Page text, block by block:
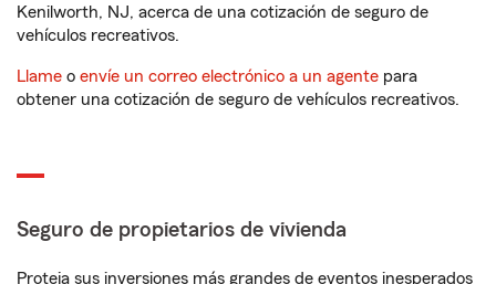
Kenilworth, NJ, acerca de una cotización de seguro de
vehículos recreativos.
Llame o envíe un correo electrónico a un agente para
obtener una cotización de seguro de vehículos recreativos.
Seguro de propietarios de vivienda
Proteja sus inversiones más grandes de eventos inesperados